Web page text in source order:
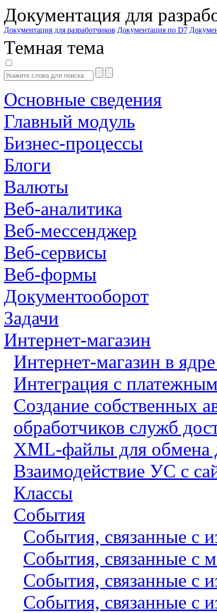
Документация для
Документация для разработчиков Документация по D7
Темная тема
Основные сведения
Главный модуль
Бизнес-процессы
Блоги
Валюты
Веб-аналитика
Веб-мессенджер
Веб-сервисы
Веб-формы
Документооборот
Задачи
Интернет-магазин
Интернет-магазин в
Интеграция с
Создание собственных
обработчиков служб
XML-файлы для обмена
Взаимодействие УС с
Классы
События
События, связанные с
События, связанные с
События, связанные с
События, связанные с